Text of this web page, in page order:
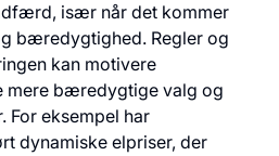
især når det kommer
bæredygtighed. Regler og
kan motivere
mere bæredygtige valg og
For eksempel har
dynamiske elpriser, der